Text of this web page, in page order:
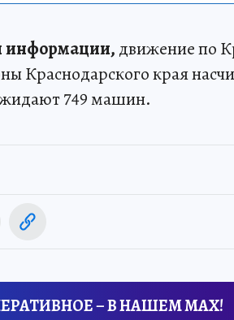
информации, движение по
Краснодарского края
749 машин.
– В НАШЕМ MAX!